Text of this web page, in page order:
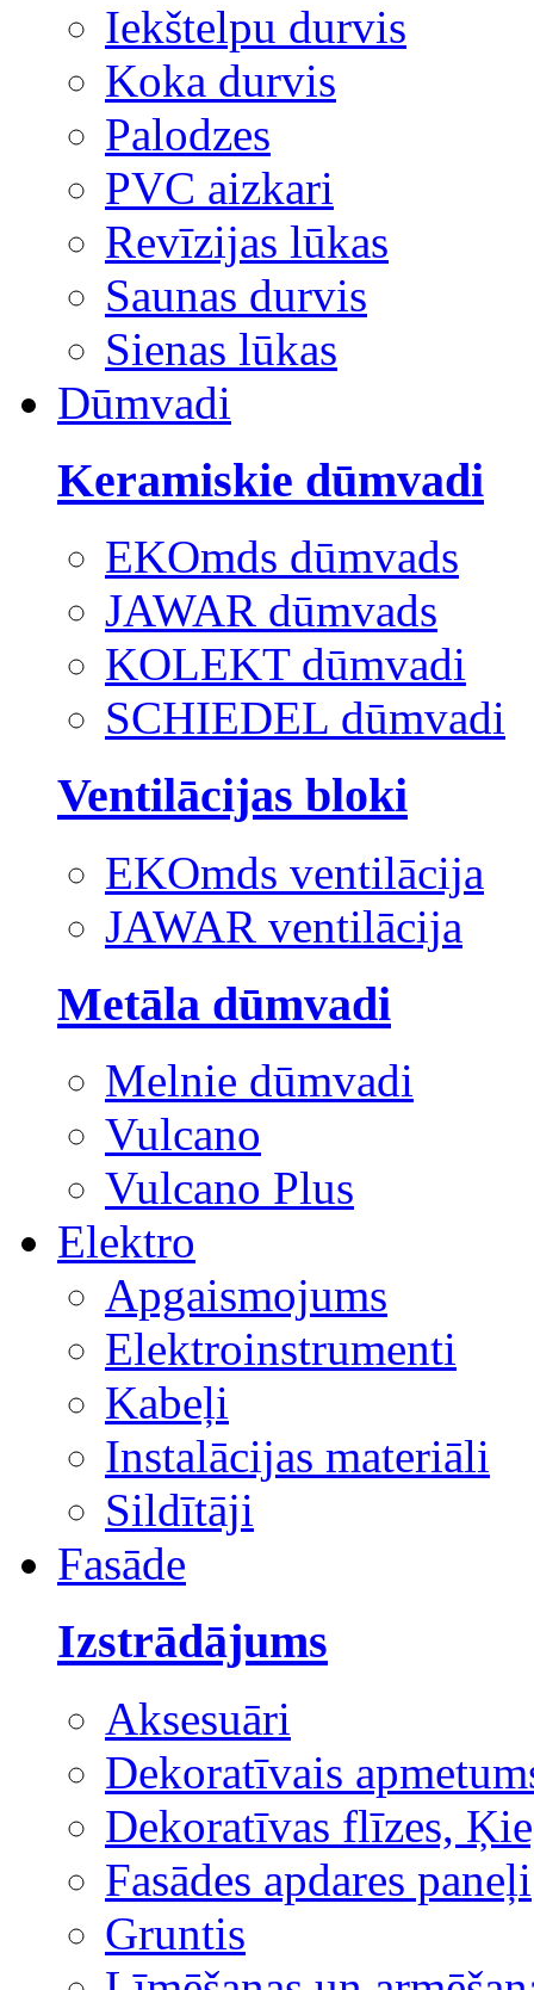
Iekštelpu durvis
Koka durvis
Palodzes
PVC aizkari
Revīzijas lūkas
Saunas durvis
Sienas lūkas
Dūmvadi
Keramiskie dūmvadi
EKOmds dūmvads
JAWAR dūmvads
KOLEKT dūmvadi
SCHIEDEL dūmvadi
Ventilācijas bloki
EKOmds ventilācija
JAWAR ventilācija
Metāla dūmvadi
Melnie dūmvadi
Vulcano
Vulcano Plus
Elektro
Apgaismojums
Elektroinstrumenti
Kabeļi
Instalācijas materiāli
Sildītāji
Fasāde
Izstrādājums
Aksesuāri
Dekoratīvais
Dekoratīvas flīzes,
Fasādes apdares paneļi
Gruntis